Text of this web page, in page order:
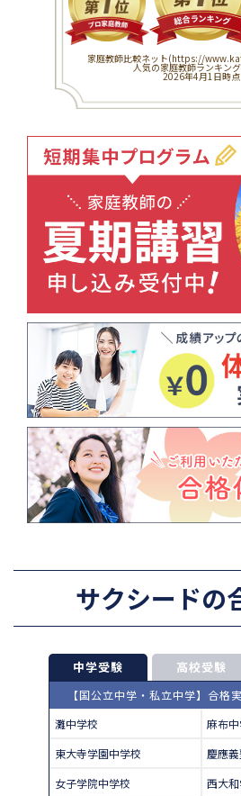
家庭教師比較ネット(https://
人気の家庭教師ランキン
2026年4月1日時点
サクシードの
中学受験 高校受験
【国公立中学・私立中学】合格
灘中学校
麻布
東大寺学園中学校
慶應
女子学院中学校
西大